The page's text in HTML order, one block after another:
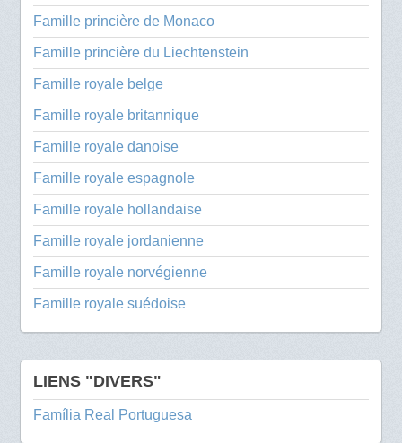
Famille princière de Monaco
Famille princière du Liechtenstein
Famille royale belge
Famille royale britannique
Famille royale danoise
Famille royale espagnole
Famille royale hollandaise
Famille royale jordanienne
Famille royale norvégienne
Famille royale suédoise
LIENS "DIVERS"
Família Real Portuguesa